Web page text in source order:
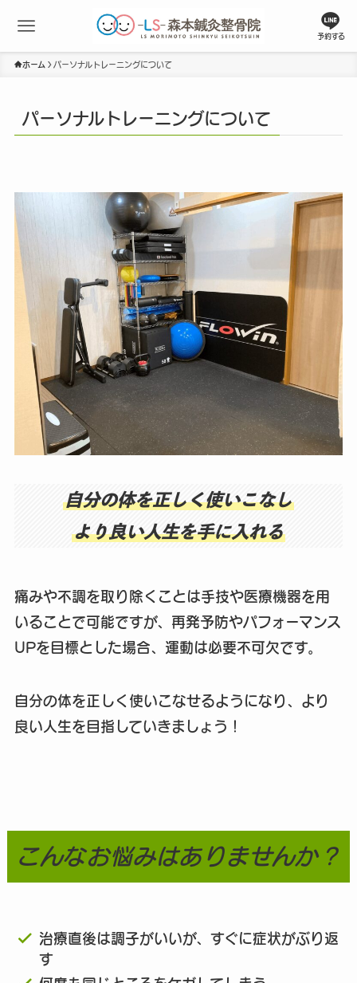
予約する
ホーム パーソナルトレーニングについて
パーソナルトレーニングについて
自分の体を正しく使いこなし
より良い人生を手に入れる
痛みや不調を取り除くことは手技や医療機器を用
いることで可能ですが、再発予防やパフォーマンス
UPを目標とした場合、運動は必要不可欠です。
自分の体を正しく使いこなせるようになり、より
良い人生を目指していきましょう！
こんなお悩みはありませんか？
治療直後は調子がいいが、すぐに症状がぶり返
す